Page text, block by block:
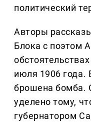
политический
Авторы
Блока с поэтом
июля 1906 года.
брошена бомба.
уделено тому,
губернатором